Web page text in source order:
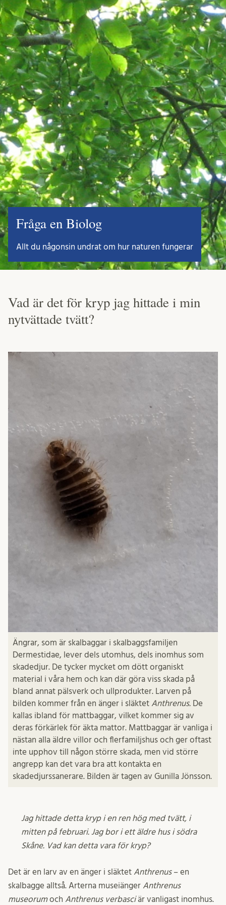
Fråga en Biolog
Allt du någonsin undrat om hur naturen fungerar
Vad är det för kryp jag hittade i min
nytvättade tvätt?
Ängrar, som är skalbaggar i skalbaggsfamiljen
Dermestidae, lever dels utomhus, dels inomhus som
skadedjur. De tycker mycket om dött organiskt
material i våra hem och kan där göra viss skada på
bland annat pälsverk och ullprodukter. Larven på
bilden kommer från en änger i släktet Anthrenus.De
kallas ibland för mattbaggar, vilket kommer sig av
deras förkärlek för äkta mattor. Mattbaggar är vanliga i
nästan alla äldre villor och flerfamiljshus och ger oftast
inte upphov till någon större skada, men vid större
angrepp kan det vara bra att kontakta en
skadedjurssanerare. Bilden är tagen av Gunilla Jönsson.
Jag hittade detta kryp i en ren hög med tvätt, i
mitten på februari. Jag bor i ett äldre hus i södra
Skåne. Vad kan detta vara för kryp?
Det är en larv av en änger i släktet Anthrenus– en
skalbagge alltså. Arterna museiänger Anthrenus
museorumoch Anthrenus verbasciär vanligast inomhus.